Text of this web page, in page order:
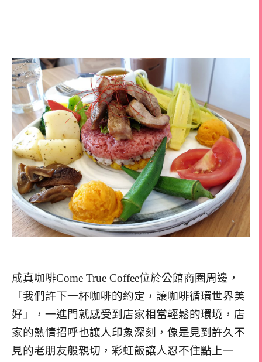
成真咖啡Come True Coffee位於公館商圈周邊，
「我們許下一杯咖啡的約定，讓咖啡循環世界美
好」，一進門就感受到店家相當輕鬆的環境，店
家的熱情招呼也讓人印象深刻，像是見到許久不
見的老朋友般親切，彩虹飯讓人忍不住點上一